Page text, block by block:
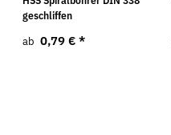
geschliffen
ab 0,79 € *